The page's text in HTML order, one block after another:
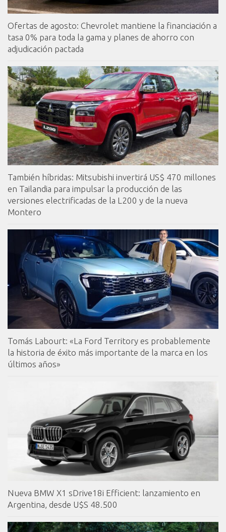
Ofertas de agosto: Chevrolet mantiene la financiación a
tasa 0% para toda la gama y planes de ahorro con
adjudicación pactada
También híbridas: Mitsubishi invertirá US$ 470 millones
en Tailandia para impulsar la producción de las
versiones electrificadas de la L200 y de la nueva
Montero
Tomás Labourt: «La Ford Territory es probablemente
la historia de éxito más importante de la marca en los
últimos años»
Nueva BMW X1 sDrive18i Efficient: lanzamiento en
Argentina, desde U$S 48.500